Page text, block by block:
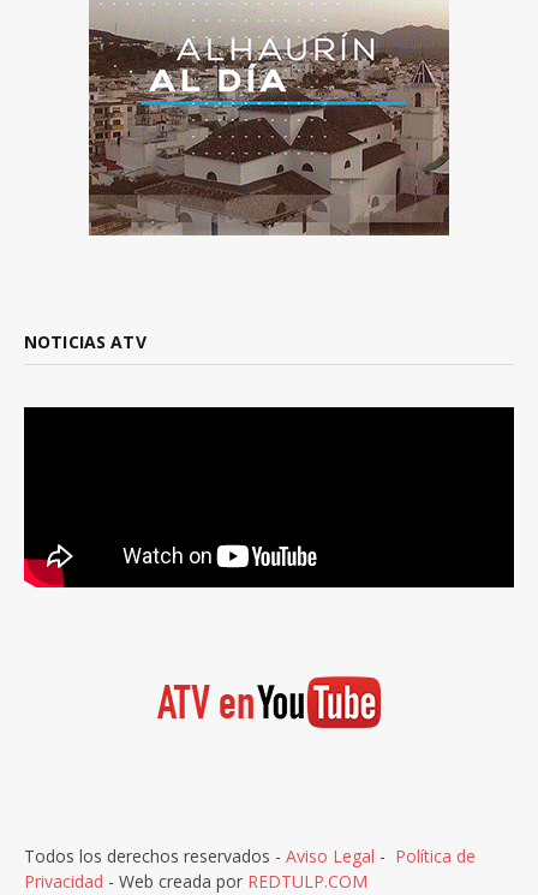
NOTICIAS ATV
Todos los derechos reservados - Aviso Legal - Política de
Privacidad - Web creada por REDTULP.COM